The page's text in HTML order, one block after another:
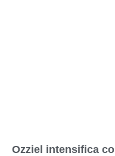
Ozziel intensifica